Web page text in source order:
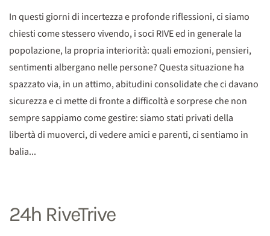
In questi giorni di incertezza e profonde riflessioni, ci siamo
chiesti come stessero vivendo, i soci RIVE ed in generale la
popolazione, la propria interiorità: quali emozioni, pensieri,
sentimenti albergano nelle persone? Questa situazione ha
spazzato via, in un attimo, abitudini consolidate che ci davano
sicurezza e ci mette di fronte a difficoltà e sorprese che non
sempre sappiamo come gestire: siamo stati privati della
libertà di muoverci, di vedere amici e parenti, ci sentiamo in
balia...
24h RiveTrive